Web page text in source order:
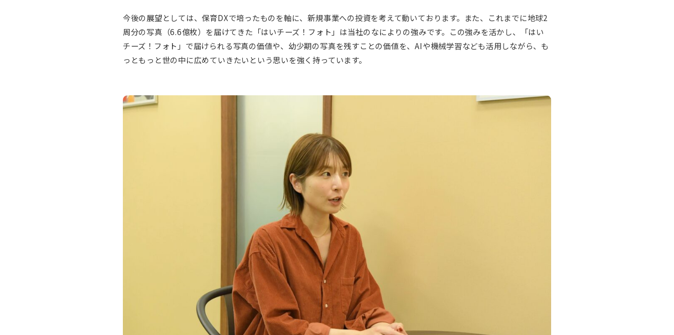
今後の展望としては、保育DXで培ったものを軸に、新規事業への投資を考えて動いております。また、これまでに地球2
周分の写真（6.6億枚）を届けてきた「はいチーズ！フォト」は当社のなによりの強みです。この強みを活かし、「はい
チーズ！フォト」で届けられる写真の価値や、幼少期の写真を残すことの価値を、AIや機械学習なども活用しながら、も
っともっと世の中に広めていきたいという思いを強く持っています。